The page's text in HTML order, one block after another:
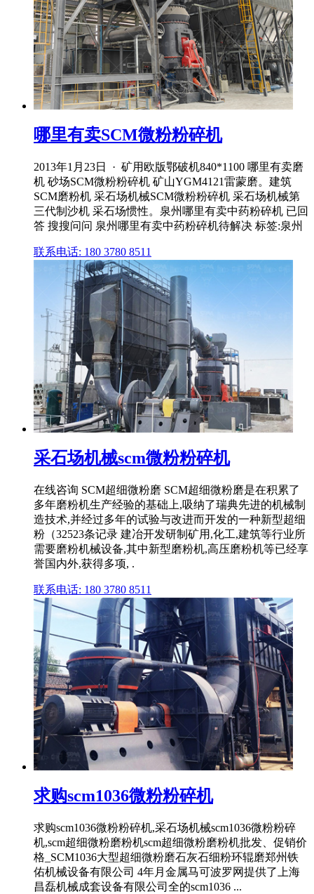
哪里有卖SCM微粉粉碎机
2013年1月23日 · 矿用欧版鄂破机840*1100 哪里有卖磨
机 砂场SCM微粉粉碎机 矿山YGM4121雷蒙磨。建筑
SCM磨粉机 采石场机械SCM微粉粉碎机 采石场机械第
三代制沙机 采石场惯性。泉州哪里有卖中药粉碎机 已回
答 搜搜问问 泉州哪里有卖中药粉碎机待解决 标签:泉州
联系电话: 180 3780 8511
采石场机械scm微粉粉碎机
在线咨询 SCM超细微粉磨 SCM超细微粉磨是在积累了
多年磨粉机生产经验的基础上,吸纳了瑞典先进的机械制
造技术,并经过多年的试验与改进而开发的一种新型超细
粉（32523条记录 建冶开发研制矿用,化工,建筑等行业所
需要磨粉机械设备,其中新型磨粉机,高压磨粉机等已经享
誉国内外,获得多项, .
联系电话: 180 3780 8511
求购scm1036微粉粉碎机
求购scm1036微粉粉碎机,采石场机械scm1036微粉粉碎
机,scm超细微粉磨粉机scm超细微粉磨粉机批发、促销价
格_SCM1036大型超细微粉磨石灰石细粉环辊磨郑州铁
佑机械设备有限公司 4年月金属马可波罗网提供了上海
昌磊机械成套设备有限公司全的scm1036 ...